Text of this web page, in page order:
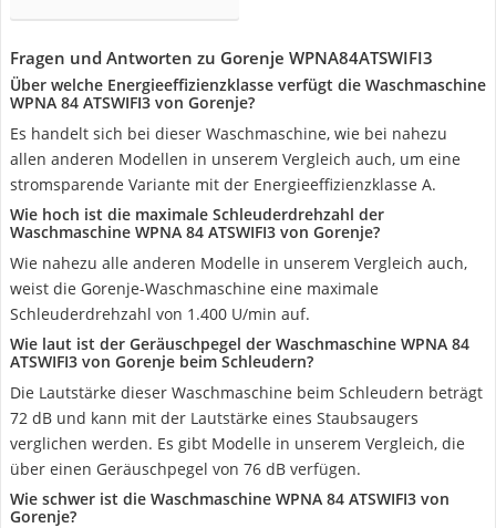
Fragen und Antworten zu Gorenje WPNA84ATSWIFI3
Über welche Energieeffizienzklasse verfügt die Waschmaschine
WPNA 84 ATSWIFI3 von Gorenje?
Es handelt sich bei dieser Waschmaschine, wie bei nahezu
allen anderen Modellen in unserem Vergleich auch, um eine
stromsparende Variante mit der Energieeffizienzklasse A.
Wie hoch ist die maximale Schleuderdrehzahl der
Waschmaschine WPNA 84 ATSWIFI3 von Gorenje?
Wie nahezu alle anderen Modelle in unserem Vergleich auch,
weist die Gorenje-Waschmaschine eine maximale
Schleuderdrehzahl von 1.400 U/min auf.
Wie laut ist der Geräuschpegel der Waschmaschine WPNA 84
ATSWIFI3 von Gorenje beim Schleudern?
Die Lautstärke dieser Waschmaschine beim Schleudern beträgt
72 dB und kann mit der Lautstärke eines Staubsaugers
verglichen werden. Es gibt Modelle in unserem Vergleich, die
über einen Geräuschpegel von 76 dB verfügen.
Wie schwer ist die Waschmaschine WPNA 84 ATSWIFI3 von
Gorenje?